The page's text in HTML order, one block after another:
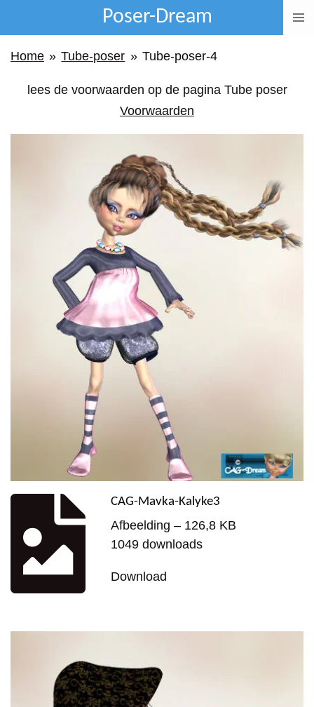
direct
naar
Poser-Dream
Home » Tube-poser » Tube-poser-4
lees de voorwaarden op de pagina Tube poser
Voorwaarden
CAG-Mavka-Kalyke3
Afbeelding – 126,8 KB
1049 downloads
Download